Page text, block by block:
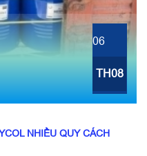
06
TH08
NHIỀU QUY CÁCH